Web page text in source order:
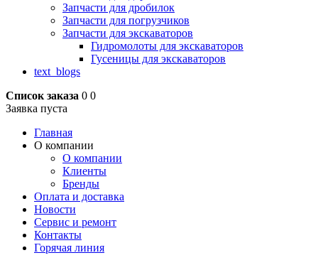
Запчасти для дробилок
Запчасти для погрузчиков
Запчасти для экскаваторов
Гидромолоты для экскаваторов
Гусеницы для экскаваторов
text_blogs
Список заказа 0 0
Заявка пуста
Главная
О компании
О компании
Клиенты
Бренды
Оплата и доставка
Новости
Сервис и ремонт
Контакты
Горячая линия